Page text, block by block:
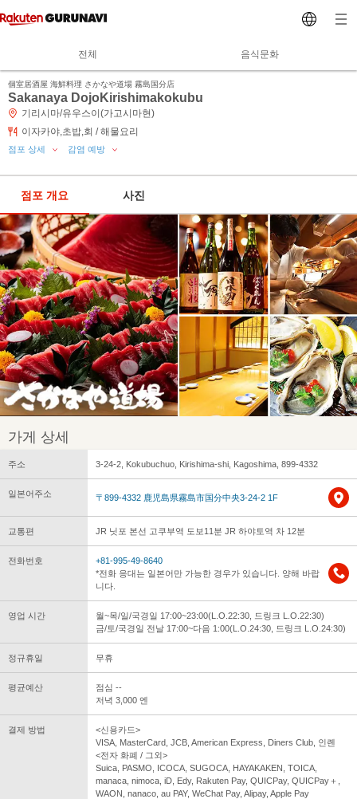
전체 음식문화
個室居酒屋 海鮮料理 さかなや道場 霧島国分店
Sakanaya DojoKirishimakokubu
기리시마/유우스이(가고시마현)
이자카야,초밥,회 / 해물요리
점포 상세 감염 예방
점포 개요 사진
가게 상세
주소 3-24-2, Kokubuchuo, Kirishima-shi, Kagoshima, 899-4332
일본어주소 〒899-4332 鹿児島県霧島市国分中央3-24-2 1F
교통편 JR 닛포 본선 고쿠부역 도보11분 JR 하야토역 차 12분
전화번호
+81-995-49-8640
*전화 응대는 일본어만 가능한 경우가 있습니다. 양해 바랍
니다.
영업 시간
월~목/일/국경일 17:00~23:00(L.O.22:30, 드링크 L.O.22:30)
금/토/국경일 전날 17:00~다음 1:00(L.O.24:30, 드링크 L.O.24:30)
정규휴일 무휴
평균예산
점심 --
저녁 3,000 엔
결제 방법
<신용카드>
VISA, MasterCard, JCB, American Express, Diners Club, 인롄
<전자 화폐 / 그외>
Suica, PASMO, ICOCA, SUGOCA, HAYAKAKEN, TOICA,
manaca, nimoca, iD, Edy, Rakuten Pay, QUICPay, QUICPay＋,
WAON, nanaco, au PAY, WeChat Pay, Alipay, Apple Pay